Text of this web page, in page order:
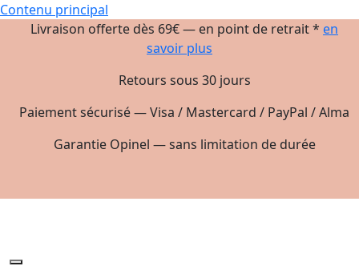
Contenu principal
Livraison offerte dès 69€ — en point de retrait * en
savoir plus
Retours sous 30 jours
Paiement sécurisé — Visa / Mastercard / PayPal / Alma
Garantie Opinel — sans limitation de durée